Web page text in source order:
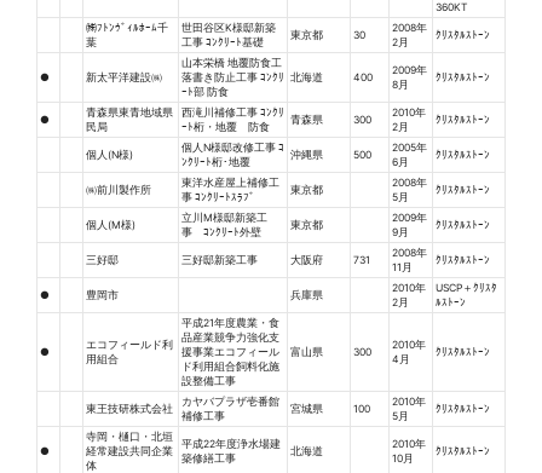
360KT
㈱ﾌﾄﾝｳﾞｨﾙﾎｰﾑ千
葉
世田谷区K様邸新築
工事 ｺﾝｸﾘｰﾄ基礎
東京都 30
2008年
2月
ｸﾘｽﾀﾙｽﾄｰﾝ
● 新太平洋建設㈱
山本栄橋 地覆防食工
落書き防止工事 ｺﾝｸﾘ
ｰﾄ部 防食
北海道 400
2009年
8月
ｸﾘｽﾀﾙｽﾄｰﾝ
●
青森県東青地域県
民局
西滝川補修工事 ｺﾝｸﾘ
ｰﾄ桁・地覆 防食
青森県 300
2010年
2月
ｸﾘｽﾀﾙｽﾄｰﾝ
個人(N様)
個人N様邸改修工事 ｺ
ﾝｸﾘｰﾄ桁･地覆
沖縄県 500
2005年
6月
ｸﾘｽﾀﾙｽﾄｰﾝ
㈱前川製作所
東洋水産屋上補修工
事 ｺﾝｸﾘｰﾄｽﾗﾌﾞ
東京都
2008年
5月
ｸﾘｽﾀﾙｽﾄｰﾝ
個人(M様)
立川M様邸新築工
事 ｺﾝｸﾘｰﾄ外壁
東京都
2009年
9月
ｸﾘｽﾀﾙｽﾄｰﾝ
三好邸 三好邸新築工事 大阪府 731
2008年
11月
ｸﾘｽﾀﾙｽﾄｰﾝ
● 豊岡市 兵庫県
2010年
2月
USCP＋ｸﾘｽﾀ
ﾙｽﾄｰﾝ
●
エコフィールド利
用組合
平成21年度農業・食
品産業競争力強化支
援事業エコフィール
ド利用組合飼料化施
設整備工事
富山県 300
2010年
4月
ｸﾘｽﾀﾙｽﾄｰﾝ
東王技研株式会社
カヤバプラザ壱番館
補修工事
宮城県 100
2010年
5月
ｸﾘｽﾀﾙｽﾄｰﾝ
●
寺岡・樋口・北垣
経常建設共同企業
体
平成22年度浄水場建
築修繕工事
北海道
2010年
10月
ｸﾘｽﾀﾙｽﾄｰﾝ